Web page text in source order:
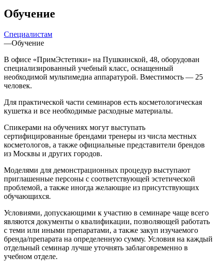
Обучение
Специалистам
—Обучение
В офисе «ПримЭстетики» на Пушкинской, 48, оборудован
специализированный учебный класс, оснащенный
необходимой мультимедиа аппаратурой. Вместимость — 25
человек.
Для практической части семинаров есть косметологическая
кушетка и все необходимые расходные материалы.
Спикерами на обучениях могут выступать
сертифицированные брендами тренеры из числа местных
косметологов, а также официальные представители брендов
из Москвы и других городов.
Моделями для демонстрационных процедур выступают
приглашенные персоны с соответствующей эстетической
проблемой, а также иногда желающие из присутствующих
обучающихся.
Условиями, допускающими к участию в семинаре чаще всего
являются документы о квалификации, позволяющей работать
с теми или иными препаратами, а также закуп изучаемого
бренда/препарата на определенную сумму. Условия на каждый
отдельный семинар лучше уточнять заблаговременно в
учебном отделе.